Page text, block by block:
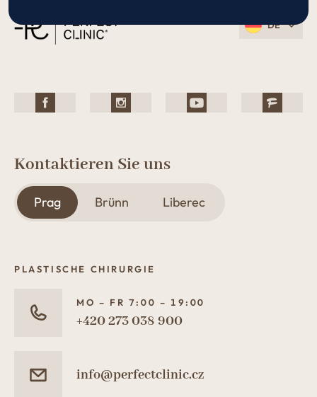
DE
Kontaktieren Sie uns
Prag Brünn Liberec
PLASTISCHE CHIRURGIE
MO – FR 7:00 – 19:00
+420 273 038 900
info@perfectclinic.cz